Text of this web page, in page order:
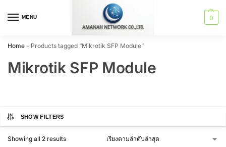
MENU 0
Home - Products tagged “Mikrotik SFP Module”
Mikrotik SFP Module
SHOW FILTERS
Showing all 2 results